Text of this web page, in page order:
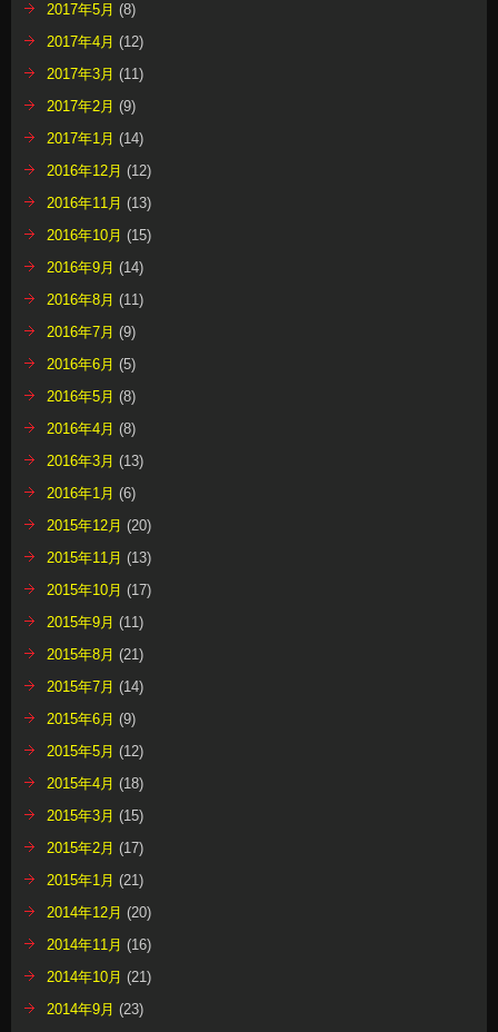
2017年5月 (8)
2017年4月 (12)
2017年3月 (11)
2017年2月 (9)
2017年1月 (14)
2016年12月 (12)
2016年11月 (13)
2016年10月 (15)
2016年9月 (14)
2016年8月 (11)
2016年7月 (9)
2016年6月 (5)
2016年5月 (8)
2016年4月 (8)
2016年3月 (13)
2016年1月 (6)
2015年12月 (20)
2015年11月 (13)
2015年10月 (17)
2015年9月 (11)
2015年8月 (21)
2015年7月 (14)
2015年6月 (9)
2015年5月 (12)
2015年4月 (18)
2015年3月 (15)
2015年2月 (17)
2015年1月 (21)
2014年12月 (20)
2014年11月 (16)
2014年10月 (21)
2014年9月 (23)